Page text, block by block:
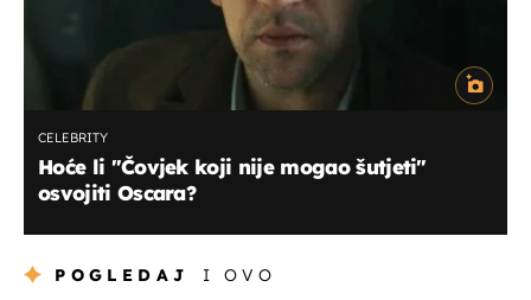
CELEBRITY
Hoće li "Čovjek koji nije mogao šutjeti"
osvojiti Oscara?
POGLEDAJ I OVO